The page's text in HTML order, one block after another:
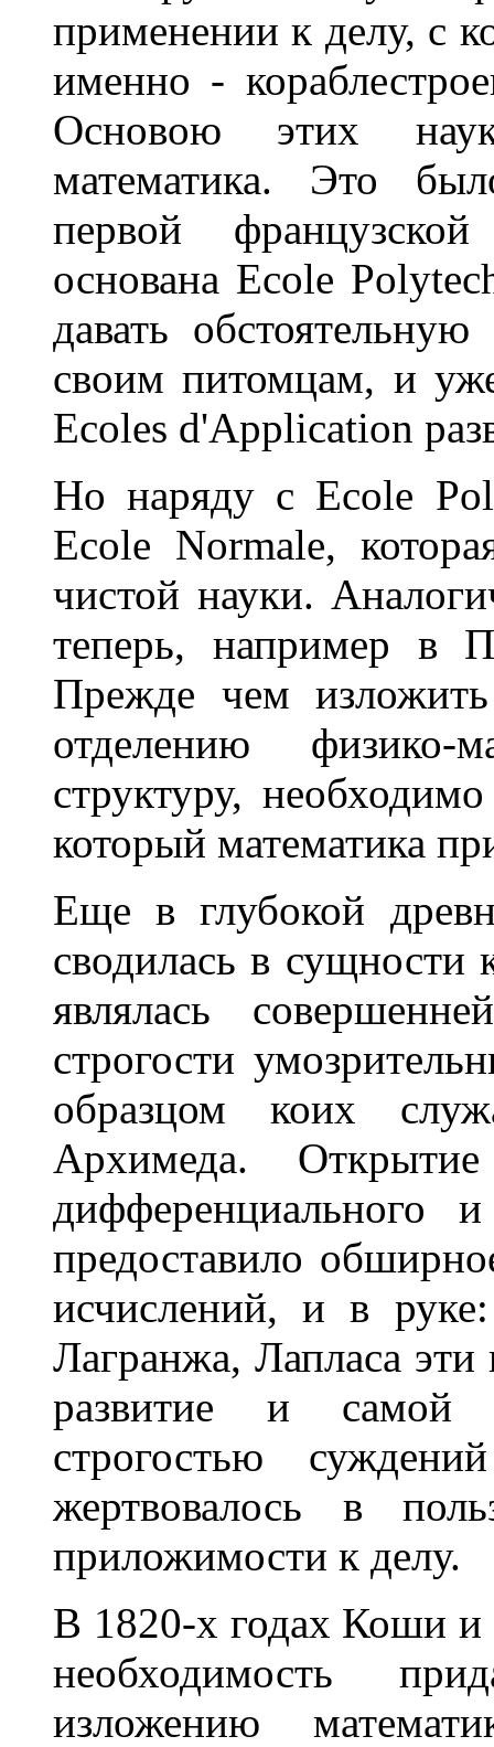
применении к делу, с
именно -
Основою этих
математика. Это
первой
основана Ecole
давать
своим питомцам, и
Ecoles d'Application
Но наряду с Есоle
Ecole Normale,
чистой науки.
теперь, например в
Прежде чем
отделению физико-
структуру,
который математика
Еще в глубокой
сводилась в сущности
являлась
строгости
образцом коих
Архимеда.
дифференциального
предоставило
исчислений, и в
Лагранжа, Лапласа
развитие и самой
строгостью
жертвовалось в
приложимости к делу.
В 1820-х годах Коши и
необходимость
изложению